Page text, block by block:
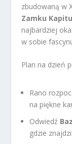
zbudowaną w
Zamku
najbardziej
w sobie
Plan na dzień
Rano
na piękne
Odwiedź
gdzie